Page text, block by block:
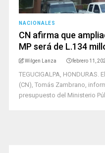
NACIONALES
CN afirma que
MP será de L.134
Wilgen Lanza febrero 11,
TEGUCIGALPA, HONDURAS.
(CN), Tomás Zambrano,
presupuesto del Ministerio